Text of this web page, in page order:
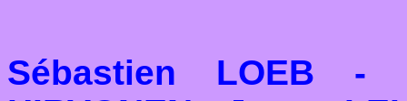
Sébastien LOEB -